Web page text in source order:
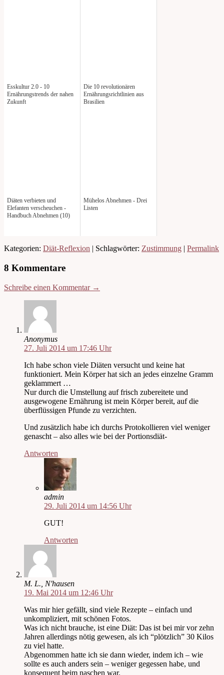
Esskultur 2.0 - 10
Ernährungstrends der nahen
Zukunft
Die 10 revolutionären
Ernährungsrichtlinien aus
Brasilien
Diäten verbieten und
Elefanten verscheuchen -
Handbuch Abnehmen (10)
Mühelos Abnehmen - Drei
Listen
Kategorien: Diät-Reflexion | Schlagwörter: Zustimmung | Permalink
8 Kommentare
Schreibe einen Kommentar →
Anonymus
27. Juli 2014 um 17:46 Uhr
Ich habe schon viele Diäten versucht und keine hat
funktioniert. Mein Körper hat sich an jedes einzelne Gramm
geklammert …
Nur durch die Umstellung auf frisch zubereitete und
ausgewogene Ernährung ist mein Körper bereit, auf die
überflüssigen Pfunde zu verzichten.
Und zusätzlich habe ich durchs Protokollieren viel weniger
genascht – also alles wie bei der Portionsdiät-
Antworten
admin
29. Juli 2014 um 14:56 Uhr
GUT!
Antworten
M. L., N'hausen
19. Mai 2014 um 12:46 Uhr
Was mir hier gefällt, sind viele Rezepte – einfach und
unkompliziert, mit schönen Fotos.
Was ich nicht brauche, ist eine Diät: Das ist bei mir vor zehn
Jahren allerdings nötig gewesen, als ich “plötzlich” 30 Kilos
zu viel hatte.
Abgenommen hatte ich sie dann wieder, indem ich – wie
sollte es auch anders sein – weniger gegessen habe, und
konsequent beim naschen war.